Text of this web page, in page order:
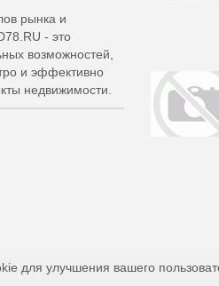
рынка и
- это
возможностей,
и эффективно
недвижимости.
для улучшения вашего